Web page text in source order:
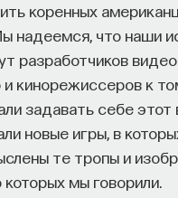
коренных
надеемся, что наши
разработчиков
и кинорежиссеров к
задавать себе этот
новые игры, в
те тропы и
мы говорили.